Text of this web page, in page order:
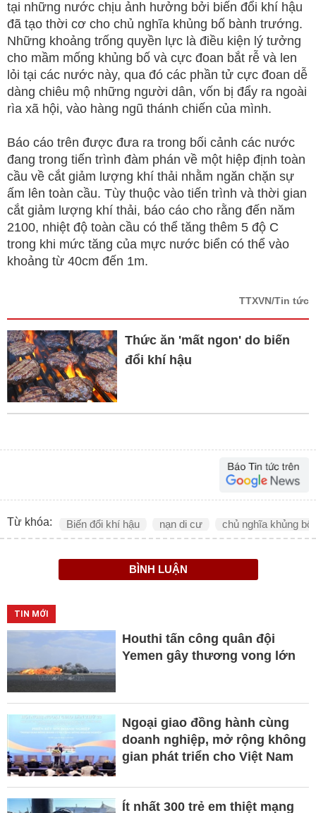
tại những nước chịu ảnh hưởng bởi biến đổi khí hậu
đã tạo thời cơ cho chủ nghĩa khủng bố bành trướng.
Những khoảng trống quyền lực là điều kiện lý tưởng
cho mầm mống khủng bố và cực đoan bắt rễ và len
lỏi tại các nước này, qua đó các phần tử cực đoan dễ
dàng chiêu mộ những người dân, vốn bị đẩy ra ngoài
rìa xã hội, vào hàng ngũ thánh chiến của mình.
Báo cáo trên được đưa ra trong bối cảnh các nước
đang trong tiến trình đàm phán về một hiệp định toàn
cầu về cắt giảm lượng khí thải nhằm ngăn chặn sự
ấm lên toàn cầu. Tùy thuộc vào tiến trình và thời gian
cắt giảm lượng khí thải, báo cáo cho rằng đến năm
2100, nhiệt độ toàn cầu có thể tăng thêm 5 độ C
trong khi mức tăng của mực nước biển có thể vào
khoảng từ 40cm đến 1m.
TTXVN/Tin tức
Thức ăn 'mất ngon' do biến
đổi khí hậu
Từ khóa: Biến đổi khí hậu nạn di cư chủ nghĩa khủng bố
BÌNH LUẬN
TIN MỚI
Houthi tấn công quân đội
Yemen gây thương vong lớn
Ngoại giao đồng hành cùng
doanh nghiệp, mở rộng không
gian phát triển cho Việt Nam
Ít nhất 300 trẻ em thiệt mạng